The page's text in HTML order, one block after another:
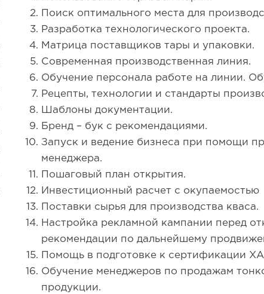
Поиск оптимального места для
Разработка технологического проекта.
Матрица поставщиков тары и упаковки.
Современная производственная линия.
Обучение персонала работе на линии.
Рецепты, технологии и стандарты
Шаблоны документации.
Бренд – бук с рекомендациями.
Запуск и ведение бизнеса при помощи
менеджера.
Пошаговый план открытия.
Инвестиционный расчет с окупаемостью
Поставки сырья для производства кваса.
Настройка рекламной кампании перед
рекомендации по дальнейшему
Помощь в подготовке к сертификации
Обучение менеджеров по продажам
продукции.